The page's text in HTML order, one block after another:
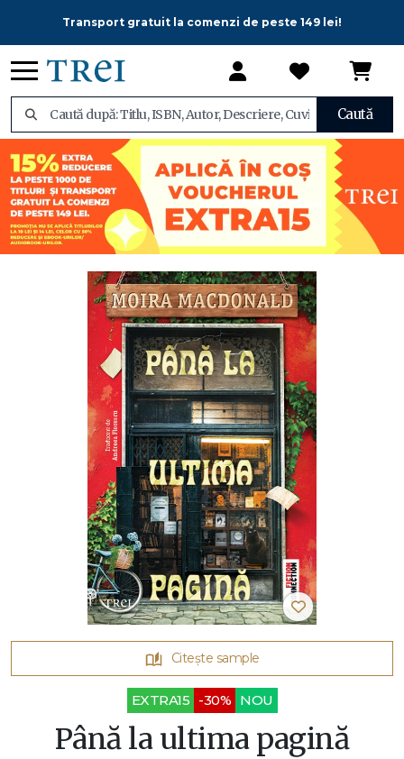
Transport gratuit la comenzi de peste 149 lei!
Caută
Citește sample
EXTRA15 -30% NOU
Până la ultima pagină